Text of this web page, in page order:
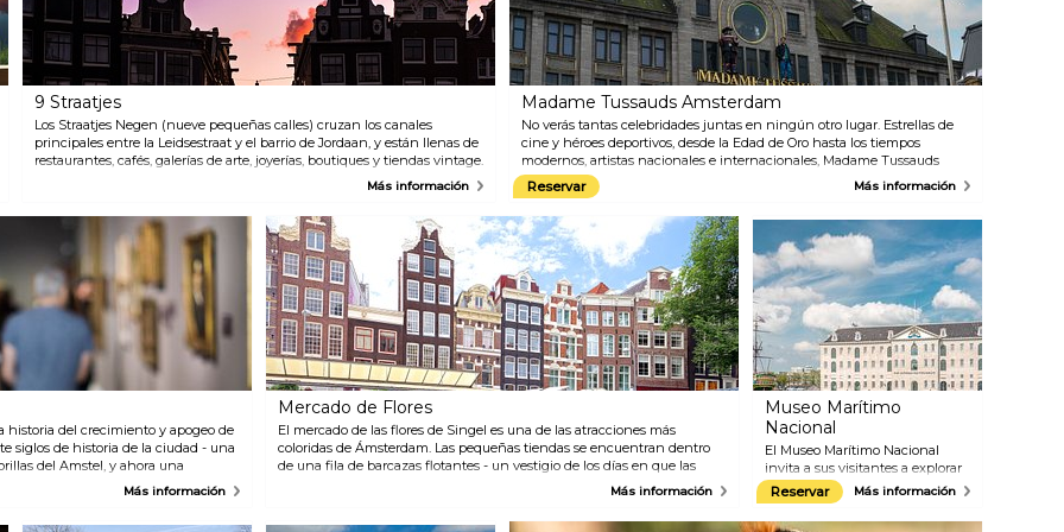
colección permanente
tradicional.
sirve para ilustrar los
acontecimientos que ocurrieron
en este lugar. El diario orignal de
Anne se encuentra en
exhibición en el museo.
explorar el magnífico interior y
descubrir la rica historia del
edificio.
9 Straatjes
Los Straatjes Negen (nueve pequeñas calles) cruzan los canales
principales entre la Leidsestraat y el barrio de Jordaan, y están llenas de
restaurantes, cafés, galerías de arte, joyerías, boutiques y tiendas vintage.
Con una excepcional gama de estilos, tendencias y precios, esta zona es
Más información
Madame Tussauds Amsterdam
No verás tantas celebridades juntas en ningún otro lugar. Estrellas de
cine y héroes deportivos, desde la Edad de Oro hasta los tiempos
modernos, artistas nacionales e internacionales, Madame Tussauds
realmente tiene algo para todos. ¿A quién te gustaría conocer?
Reservar Más información
historia del crecimiento y apogeo de
siglos de historia de la ciudad - una
del Amstel, y ahora una
colección de obras de arte, objetos
Más información
Mercado de Flores
El mercado de las flores de Singel es una de las atracciones más
coloridas de Ámsterdam. Las pequeñas tiendas se encuentran dentro
de una fila de barcazas flotantes - un vestigio de los días en que las
flores llegaban a Amsterdam todos los días desde el campo en barco. En
sea en ramos o como bulbos para plantar en casa.
Más información
Museo Marítimo
Nacional
El Museo Marítimo Nacional
invita a sus visitantes a explorar
las formas en que nuestra
cultura ha sido modelada por el
mar. Esto puede ser visto y
Reservar Más información